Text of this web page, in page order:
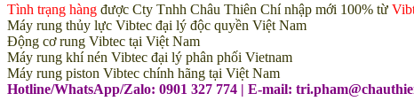
Tình trạng hàng được Cty Tnhh Châu Thiên Chí nhập mới 100% từ
Máy rung thủy lực Vibtec đại lý độc quyền Việt Nam
Động cơ rung Vibtec tại Việt Nam
Máy rung khí nén Vibtec đại lý phân phối Vietnam
Máy rung piston Vibtec chính hãng tại Việt Nam
Hotline/WhatsApp/Zalo: 0901 327 774 | E-mail: